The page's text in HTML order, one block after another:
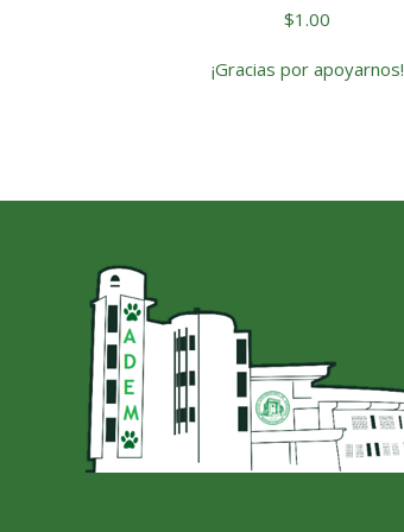
$1.00
¡Gracias por apoyarnos!